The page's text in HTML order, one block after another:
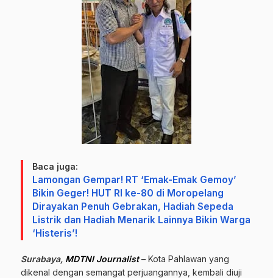
Baca juga:
Lamongan Gempar! RT ‘Emak-Emak Gemoy’
Bikin Geger! HUT RI ke-80 di Moropelang
Dirayakan Penuh Gebrakan, Hadiah Sepeda
Listrik dan Hadiah Menarik Lainnya Bikin Warga
‘Histeris’!
Surabaya, MDTNI Journalist– Kota Pahlawan yang
dikenal dengan semangat perjuangannya, kembali diuji